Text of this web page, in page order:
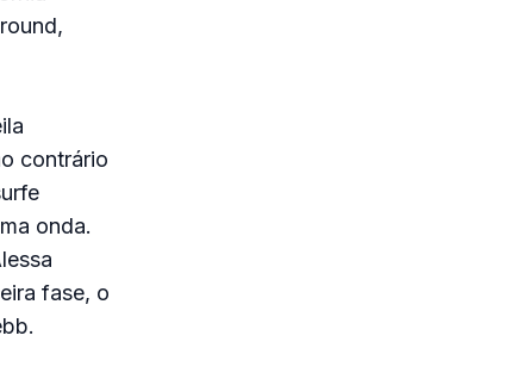
contrário
onda.
fase, o